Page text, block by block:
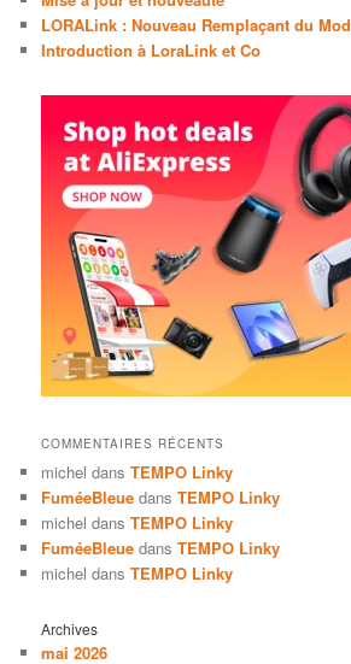
LORALink : Nouveau Remplaçant du
Introduction à LoraLink et Co
COMMENTAIRES RÉCENTS
michel dansTEMPO Linky
FuméeBleue dansTEMPO Linky
michel dansTEMPO Linky
FuméeBleue dansTEMPO Linky
michel dansTEMPO Linky
Archives
mai 2026